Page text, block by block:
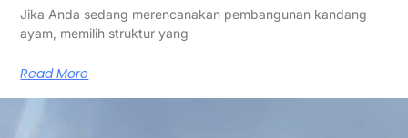
Jika Anda sedang merencanakan pembangunan kandang
ayam, memilih struktur yang
Read More